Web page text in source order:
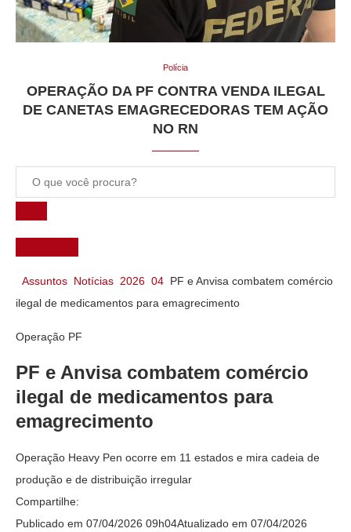
Polícia
OPERAÇÃO DA PF CONTRA VENDA ILEGAL
DE CANETAS EMAGRECEDORAS TEM AÇÃO
NO RN
Você
está
Página
Inicial
Assuntos Notícias 2026 04 PF e Anvisa combatem comércio
ilegal de medicamentos para emagrecimento
Operação PF
PF e Anvisa combatem comércio
ilegal de medicamentos para
emagrecimento
Operação Heavy Pen ocorre em 11 estados e mira cadeia de
produção e de distribuição irregular
Compartilhe:
por
por
por
por
para
Publicado em 07/04/2026 09h04Atualizado em 07/04/2026